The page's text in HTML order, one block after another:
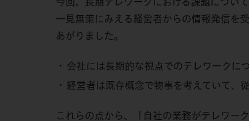
一見無策にみえる経営者からの情報発信を
あがりました。
会社には長期的な視点でのテレワークに
経営者は既存概念で物事を考えていて、
これらの点から、「自社の業務がテレワー